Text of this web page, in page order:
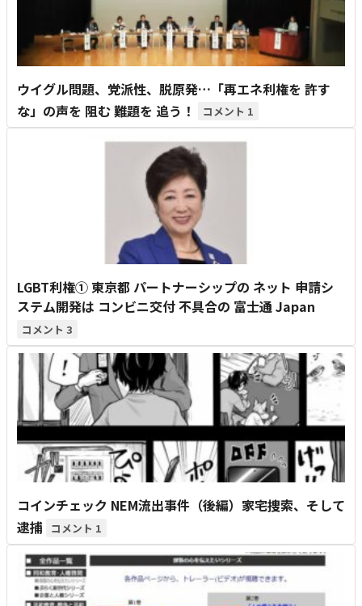
ウイグル問題、党派性、脱原発…「再エネ利権を 許す
な」の声を 阻む 難題を 追う！
1
LGBT利権① 東京都 パートナーシップの ネット 申請シ
ステム開発は コンビニ交付 不具合の 富士通 Japan
3
コインチェック NEM流出事件（後編）家宅捜索、そして
逮捕
1